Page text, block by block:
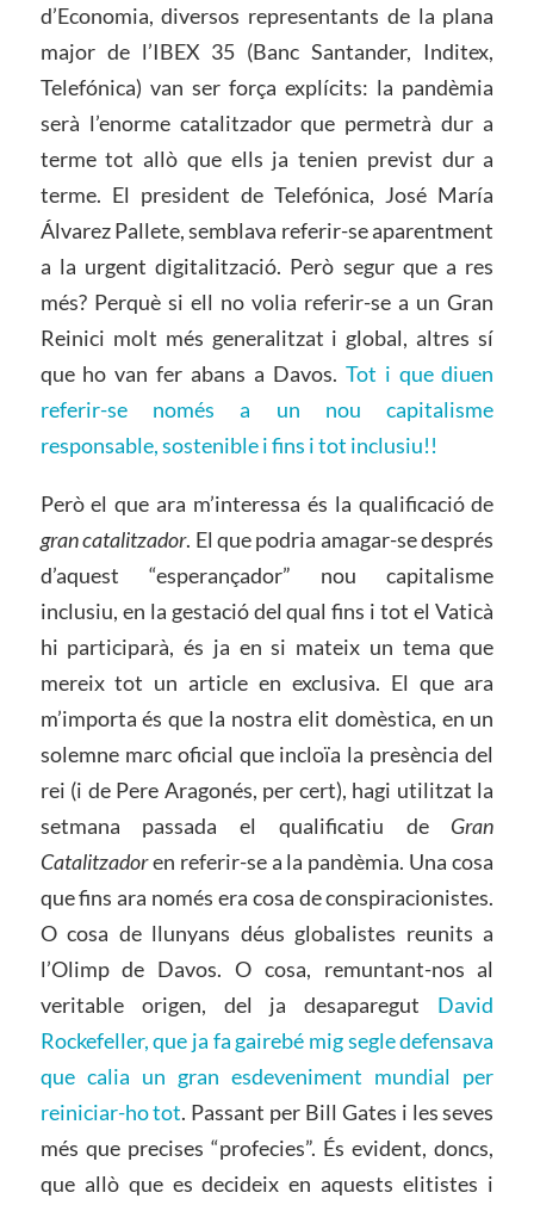
d’Economia, diversos representants de la plana
major de l’IBEX 35 (Banc Santander, Inditex,
Telefónica) van ser força explícits: la pandèmia
serà l’enorme catalitzador que permetrà dur a
terme tot allò que ells ja tenien previst dur a
terme. El president de Telefónica, José María
Álvarez Pallete, semblava referir-se aparentment
a la urgent digitalització. Però segur que a res
més? Perquè si ell no volia referir-se a un Gran
Reinici molt més generalitzat i global, altres sí
que ho van fer abans a Davos. Tot i que diuen
referir-se només a un nou capitalisme
responsable, sostenible i fins i tot inclusiu!!
Però el que ara m’interessa és la qualificació de
gran catalitzador. El que podria amagar-se després
d’aquest “esperançador” nou capitalisme
inclusiu, en la gestació del qual fins i tot el Vaticà
hi participarà, és ja en si mateix un tema que
mereix tot un article en exclusiva. El que ara
m’importa és que la nostra elit domèstica, en un
solemne marc oficial que incloïa la presència del
rei (i de Pere Aragonés, per cert), hagi utilitzat la
setmana passada el qualificatiu de Gran
Catalitzadoren referir-se a la pandèmia. Una cosa
que fins ara només era cosa de conspiracionistes.
O cosa de llunyans déus globalistes reunits a
l’Olimp de Davos. O cosa, remuntant-nos al
veritable origen, del ja desaparegut David
Rockefeller, que ja fa gairebé mig segle defensava
que calia un gran esdeveniment mundial per
reiniciar-ho tot. Passant per Bill Gates i les seves
més que precises “profecies”. És evident, doncs,
que allò que es decideix en aquests elitistes i